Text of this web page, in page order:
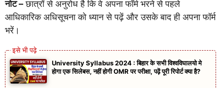
नोट –छात्रों से अनुरोध है कि वे अपना फॉर्म भरने से पहले
आधिकारिक अधिसूचना को ध्यान से पढ़ें और उसके बाद ही अपना फॉर्म
भरें।
University Syllabus 2024 : बिहार के सभी विश्वविघालयो मे
होगा एक सिलेबस, नहीं होगी OMR पर परीक्षा, पढ़ें पूरी रिपोर्ट क्या है?